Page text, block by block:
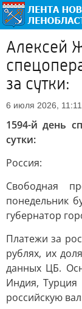
Алексей
за сутки:
6 июля 2026, 11:11
1594-й день
сутки:
Россия:
Свободная
понедельник
губернатор
Платежи за
рублях, их
данных ЦБ.
Индия,
российскую